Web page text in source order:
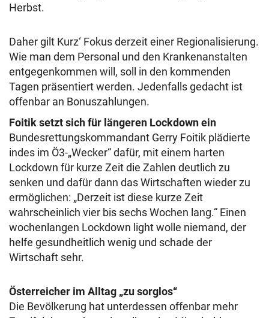
Herbst.
Daher gilt Kurz‘ Fokus derzeit einer Regionalisierung.
Wie man dem Personal und den Krankenanstalten
entgegenkommen will, soll in den kommenden
Tagen präsentiert werden. Jedenfalls gedacht ist
offenbar an Bonuszahlungen.
Foitik setzt sich für längeren Lockdown ein
Bundesrettungskommandant Gerry Foitik plädierte
indes im Ö3-„Wecker“ dafür, mit einem harten
Lockdown für kurze Zeit die Zahlen deutlich zu
senken und dafür dann das Wirtschaften wieder zu
ermöglichen: „Derzeit ist diese kurze Zeit
wahrscheinlich vier bis sechs Wochen lang.“ Einen
wochenlangen Lockdown light wolle niemand, der
helfe gesundheitlich wenig und schade der
Wirtschaft sehr.
Österreicher im Alltag „zu sorglos“
Die Bevölkerung hat unterdessen offenbar mehr